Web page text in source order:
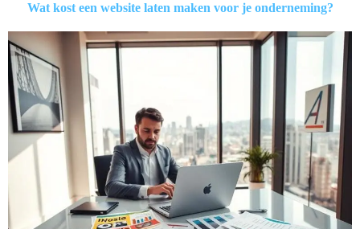
Wat kost een website laten maken voor je onderneming?